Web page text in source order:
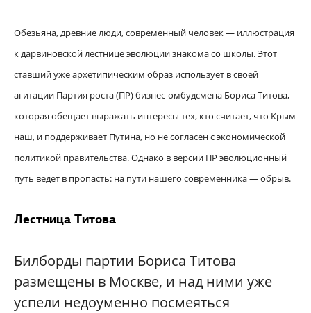
Обезьяна, древние люди, современный человек — иллюстрация
к дарвиновской лестнице эволюции знакома со школы. Этот
ставший уже архетипическим образ использует в своей
агитации Партия роста (ПР) бизнес-омбудсмена Бориса Титова,
которая обещает выражать интересы тех, кто считает, что Крым
наш, и поддерживает Путина, но не согласен с экономической
политикой правительства. Однако в версии ПР эволюционный
путь ведет в пропасть: на пути нашего современника — обрыв.
Лестница Титова
Билборды партии Бориса Титова
размещены в Москве, и над ними уже
успели недоуменно посмеяться